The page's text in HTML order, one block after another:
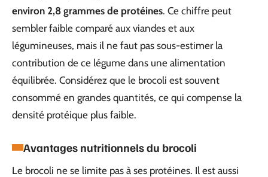
environ 2,8 grammes de protéines. Ce chiffre peut
sembler faible comparé aux viandes et aux
légumineuses, mais il ne faut pas sous-estimer la
contribution de ce légume dans une alimentation
équilibrée. Considérez que le brocoli est souvent
consommé en grandes quantités, ce qui compense la
densité protéique plus faible.
Avantages nutritionnels du brocoli
Le brocoli ne se limite pas à ses protéines. Il est aussi